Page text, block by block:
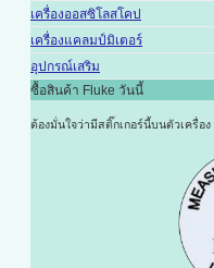
เครื่องออสซิโลสโคป
เครื่องแคลมป์มิเตอร์
อุปกรณ์เสริม
ซื้อสินค้า Fluke วันนี้
ต้องมั่นใจว่ามีสติ๊กเกอร์นี้บนตัวเครื่อง